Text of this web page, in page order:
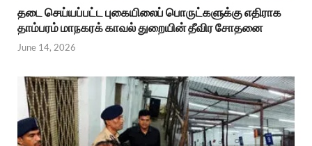
தடை செய்யப்பட்ட புகையிலைப் பொருட்களுக்கு எதிராக
தாம்பரம் மாநகரக் காவல் துறையின் தீவிர சோதனை
June 14, 2026